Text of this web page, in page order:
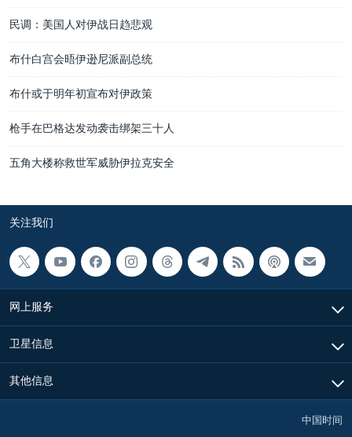
关注新疆
民调：美国人对伊战日趋悲观
布什白宫会晤伊逊尼派副总统
布什或于明年初宣布对伊政策
枪手在巴格达发动袭击绑架三十人
五角大楼称救世军威胁伊拉克安全
关注我们
网上服务
卫星信息
其他信息
中国时间